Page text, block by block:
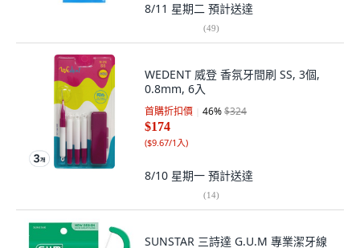
8/11 星期二 預計送達
(49)
WEDENT 威登 香氛牙間刷 SS, 3個,
0.8mm, 6入
首購折扣價 46%$324
$174
($9.67/1入)
8/10 星期一 預計送達
(14)
SUNSTAR 三詩達 G.U.M 專業潔牙線